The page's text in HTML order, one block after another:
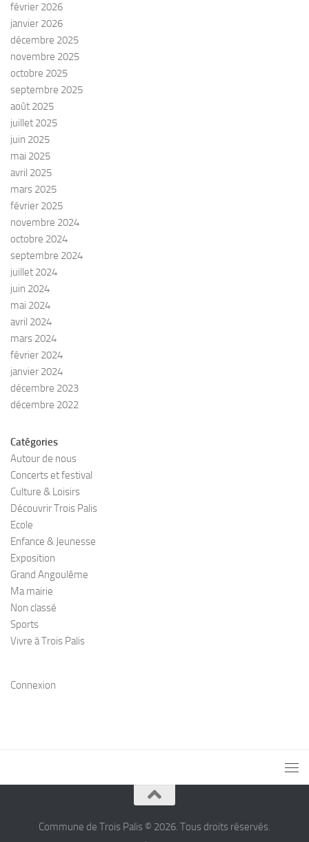
février 2026
janvier 2026
décembre 2025
novembre 2025
octobre 2025
septembre 2025
août 2025
juillet 2025
juin 2025
mai 2025
avril 2025
mars 2025
février 2025
novembre 2024
octobre 2024
septembre 2024
juillet 2024
juin 2024
mai 2024
avril 2024
mars 2024
février 2024
janvier 2024
décembre 2023
décembre 2022
Catégories
Autour de nous
Concerts et festival
Culture & Loisirs
Découvrir Trois Palis
Ecole
Enfance & Jeunesse
Exposition
Grand Angoulême
Ma mairie
Non classé
Sports
Vivre à Trois Palis
Connexion
Commune de Trois Palis © 2026. Tous droits réservés.